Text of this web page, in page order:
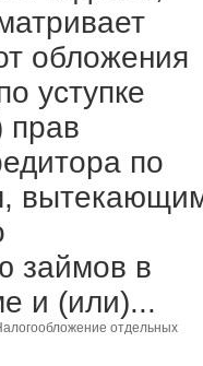
обложения
уступке
прав
по
займов в
и (или)...
отдельных